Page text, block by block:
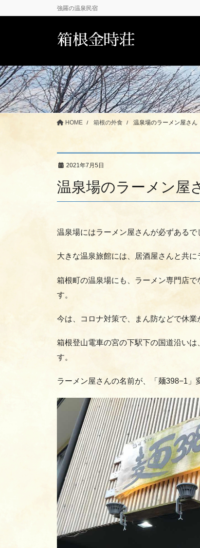
ン
移
動
ビ
ン
に
移
動
強羅の温泉民宿
箱根金時荘
HOME 箱根の外食 温泉場のラーメン屋さ
2021年7月5日
温泉場のラーメン
温泉場にはラーメン屋さんが必ずあるで
大きな温泉旅館には、居酒屋さんと共に
箱根町の温泉場にも、ラーメン専門店
す。
今は、コロナ対策で、まん防などで休
箱根登山電車の宮の下駅下の国道沿い
す。
ラーメン屋さんの名前が、「麺398−1」